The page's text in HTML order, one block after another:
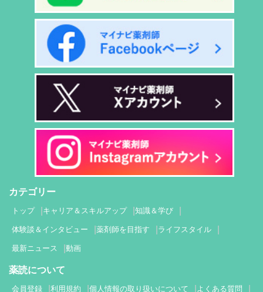
カテゴリー
トップ キャリア＆スキルアップ 知識＆学び
体験談＆インタビュー 薬剤師を目指す ライフスタイル
最新ニュース 動画
薬読について
会員登録 利用規約 個人情報の取り扱いについて よくある質問